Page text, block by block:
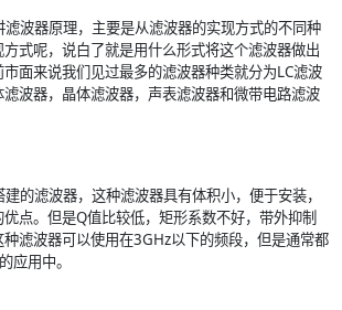
波器原理，主要是从滤波器的实现方式的不同种
式呢，说白了就是用什么形式将这个滤波器做出
面来说我们见过最多的滤波器种类就分为LC滤波
波器，晶体滤波器，声表滤波器和微带电路滤波
的滤波器，这种滤波器具有体积小，便于安装，
点。但是Q值比较低，矩形系数不好，带外抑制
滤波器可以使用在3GHz以下的频段，但是通常都
应用中。